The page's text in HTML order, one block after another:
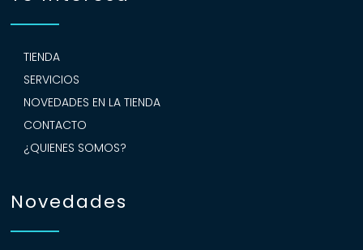
TIENDA
SERVICIOS
NOVEDADES EN LA TIENDA
CONTACTO
¿QUIENES SOMOS?
Novedades